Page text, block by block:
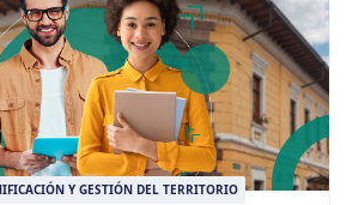
Y GESTIÓN DEL TERRITORIO